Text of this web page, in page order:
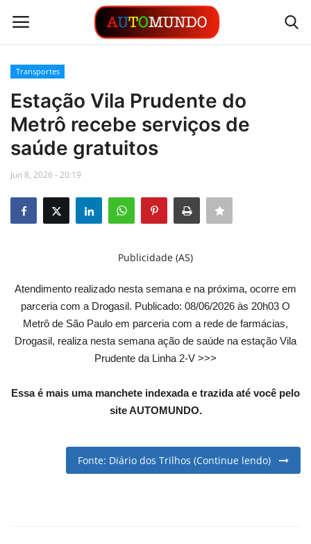
Login
Contato
Links
Busca Direta
Idioma
English Portuguese
Transportes
Estação Vila Prudente do
Metrô recebe serviços de
saúde gratuitos
Jun 8, 2026 - 20:19
Publicidade (AS)
Atendimento realizado nesta semana e na próxima, ocorre em
parceria com a Drogasil. Publicado: 08/06/2026 às 20h03 O
Metrô de São Paulo em parceria com a rede de farmácias,
Drogasil, realiza nesta semana ação de saúde na estação Vila
Prudente da Linha 2-V >>>
Essa é mais uma manchete indexada e trazida até você pelo
site AUTOMUNDO.
Fonte: Diário dos Trilhos (Continue lendo)